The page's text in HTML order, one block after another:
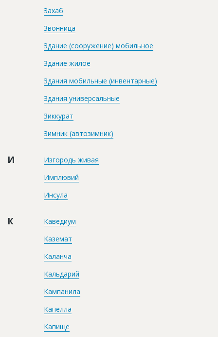
Захаб
Звонница
Здание (сооружение) мобильное
Здание жилое
Здания мобильные (инвентарные)
Здания универсальные
Зиккурат
Зимник (автозимник)
И
Изгородь живая
Имплювий
Инсула
К
Каведиум
Каземат
Каланча
Кальдарий
Кампанила
Капелла
Капище